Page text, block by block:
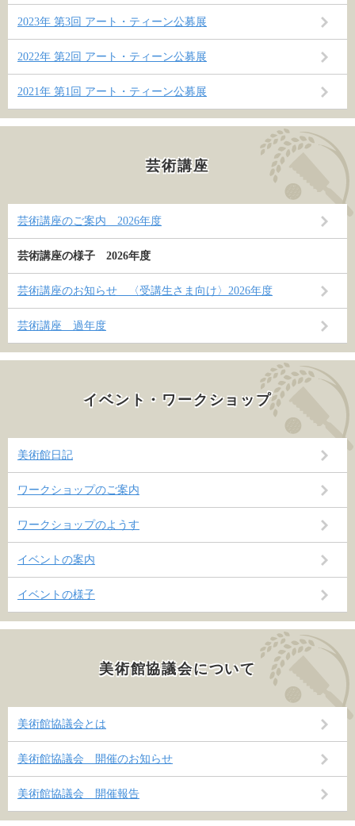
2023年 第3回 アート・ティーン公募展
2022年 第2回 アート・ティーン公募展
2021年 第1回 アート・ティーン公募展
芸術講座
芸術講座のご案内 2026年度
芸術講座の様子 2026年度
芸術講座のお知らせ 〈受講生さま向け〉2026年度
芸術講座 過年度
イベント・ワークショップ
美術館日記
ワークショップのご案内
ワークショップのようす
イベントの案内
イベントの様子
美術館協議会について
美術館協議会とは
美術館協議会 開催のお知らせ
美術館協議会 開催報告